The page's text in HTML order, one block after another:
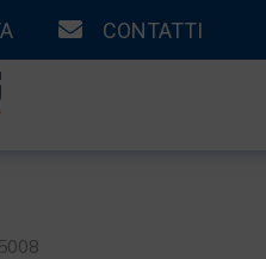
CONTATTI